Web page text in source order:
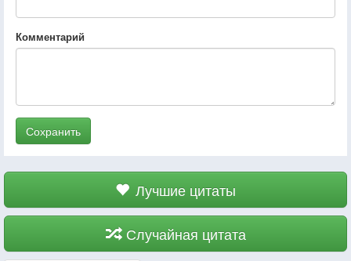
Комментарий
Сохранить
Лучшие цитаты
Случайная цитата